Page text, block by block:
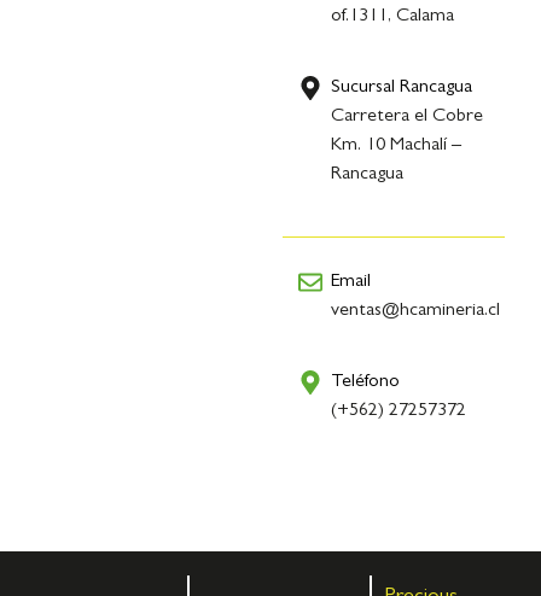
of.1311, Calama
Sucursal Rancagua
Carretera el Cobre
Km. 10 Machalí –
Rancagua
Email
ventas@hcamineria.cl
Teléfono
(+562) 27257372